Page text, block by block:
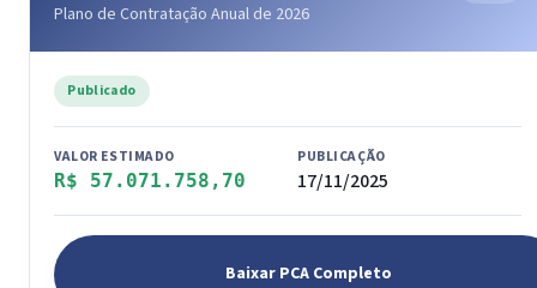
Plano de Contratação Anual de 2026
Publicado
VALOR ESTIMADO
R$ 57.071.758,70
PUBLICAÇÃO
17/11/2025
Baixar PCA Completo